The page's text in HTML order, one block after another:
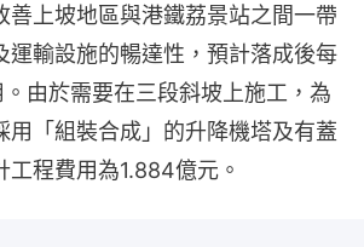
善上坡地區與港鐵荔景站之間一帶
運輸設施的暢達性，預計落成後每
由於需要在三段斜坡上施工，為
用「組裝合成」的升降機塔及有蓋
工程費用為1.884億元。